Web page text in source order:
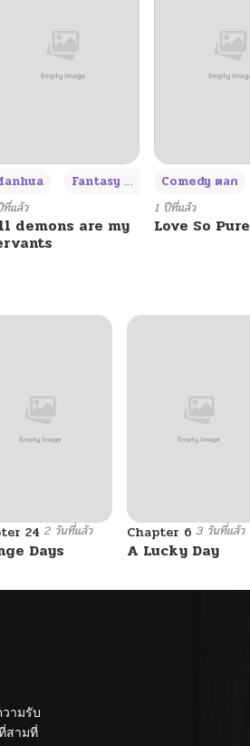
Fantasy แฟนตาซี +3
แล้ว
demons are my
Comedy ตลก
1 ปีที่แล้ว
Love So Pure
24 2 วันที่แล้ว
Days
Chapter 6 3 วันที่แล้ว
A Lucky Day
ามรับ
สามที่